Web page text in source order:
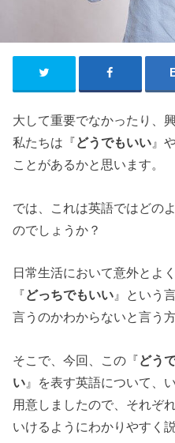
大して重要でなかったり、
私たちは『どうでもいい 』
ことがあるかと思います。
では、これは英語ではどの
のでしょうか？
日常生活において意外とよ
『どっちでもいい 』という
言うのかわからないと言う
そこで、今回、この『どう
い 』を表す英語について、
用意しましたので、それぞ
いけるようにわかりやすく